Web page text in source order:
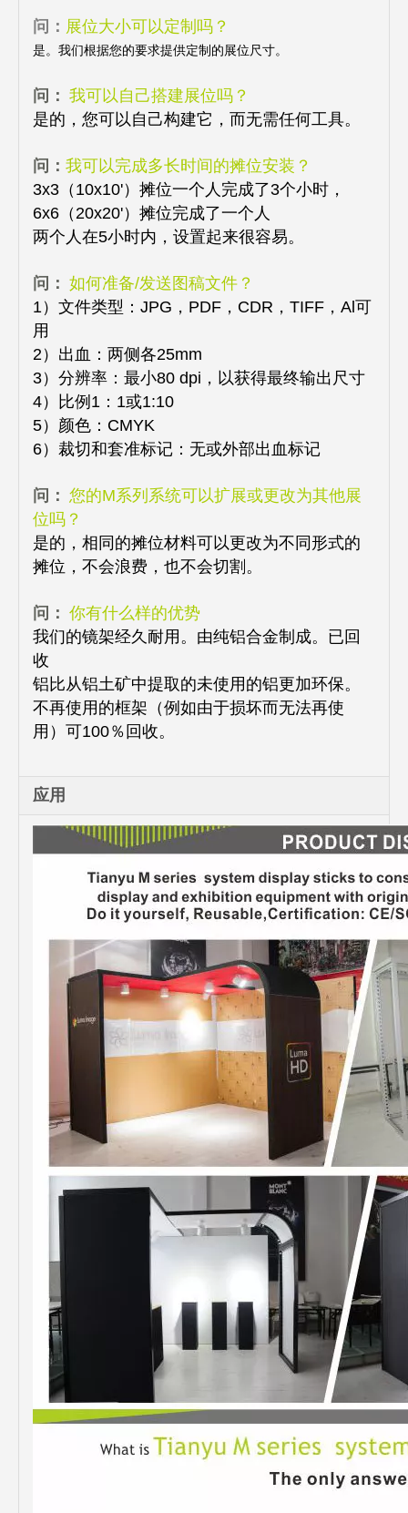
问： 展位大小可以定制吗？
是。我们根据您的要求提供定制的展位尺寸。
问： 我可以自己搭建展位吗？
是的，您可以自己构建它，而无需任何工具。
问： 我可以完成多长时间的摊位安装？
3x3（10x10'）摊位一个人完成了3个小时，
6x6（20x20'）摊位完成了一个人
两个人在5小时内，设置起来很容易。
问： 如何准备/发送图稿文件？
1）文件类型：JPG，PDF，CDR，TIFF，Al可
用
2）出血：两侧各25mm
3）分辨率：最小80 dpi，以获得最终输出尺寸
4）比例1：1或1:10
5）颜色：CMYK
6）裁切和套准标记：无或外部出血标记
问： 您的M系列系统可以扩展或更改为其他展
位吗？
是的，相同的摊位材料可以更改为不同形式的
摊位，不会浪费，也不会切割。
问： 你有什么样的优势
我们的镜架经久耐用。由纯铝合金制成。已回
收
铝比从铝土矿中提取的未使用的铝更加环保。
不再使用的框架（例如由于损坏而无法再使
用）可100％回收。
应用